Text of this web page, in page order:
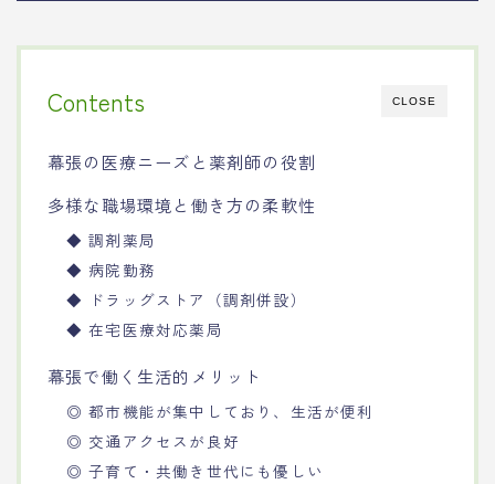
CLOSE
Contents
幕張の医療ニーズと薬剤師の役割
多様な職場環境と働き方の柔軟性
◆ 調剤薬局
◆ 病院勤務
◆ ドラッグストア（調剤併設）
◆ 在宅医療対応薬局
幕張で働く生活的メリット
◎ 都市機能が集中しており、生活が便利
◎ 交通アクセスが良好
◎ 子育て・共働き世代にも優しい